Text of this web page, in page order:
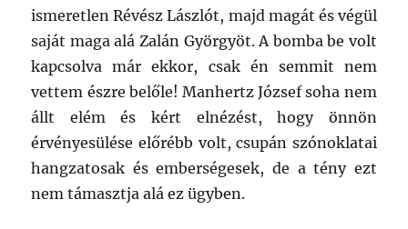
ismeretlen Révész Lászlót, majd magát és végül
saját maga alá Zalán Györgyöt. A bomba be volt
kapcsolva már ekkor, csak én semmit nem
vettem észre belőle! Manhertz József soha nem
állt elém és kért elnézést, hogy önnön
érvényesülése előrébb volt, csupán szónoklatai
hangzatosak és emberségesek, de a tény ezt
nem támasztja alá ez ügyben.